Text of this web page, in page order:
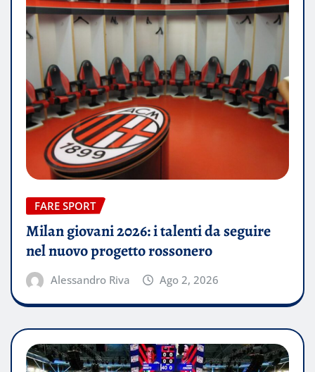
FARE SPORT
Milan giovani 2026: i talenti da seguire
nel nuovo progetto rossonero
Alessandro Riva Ago 2, 2026